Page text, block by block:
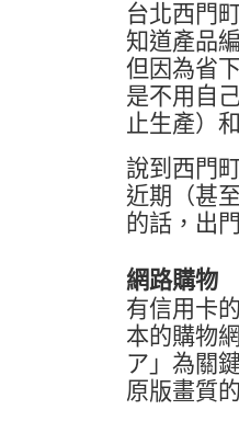
台北西門
知道產品
但因為省
是不用自
止生產）
說到西門
近期（甚
的話，出
網路購物
有信用卡
本的購物
ア」為關
原版畫質